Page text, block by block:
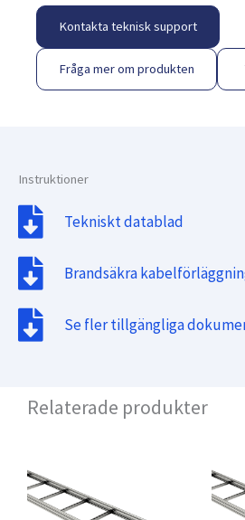
Kontakta teknisk support
Fråga mer om produkten
Instruktioner
Tekniskt datablad
Brandsäkra
Se fler tillgängliga
Relaterade produkter